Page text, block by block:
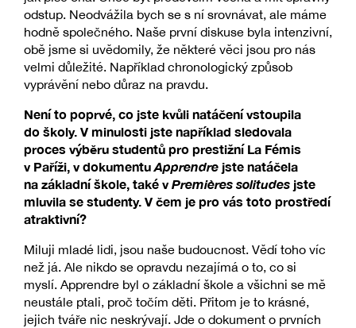
odstup. Neodvážila bych se s ní srovnávat, ale máme
hodně společného. Naše první diskuse byla intenzivní,
obě jsme si uvědomily, že některé věci jsou pro nás
velmi důležité. Například chronologický způsob
vyprávění nebo důraz na pravdu.
Není to poprvé, co jste kvůli natáčení vstoupila
do školy. V minulosti jste například sledovala
proces výběru studentů pro prestižní La Fémis
v Paříži, v dokumentuApprendre jste natáčela
na základní škole, také v Premières solitudes jste
mluvila se studenty. V čem je pro vás toto prostředí
atraktivní?
Miluji mladé lidi, jsou naše budoucnost. Vědí toho víc
než já. Ale nikdo se opravdu nezajímá o to, co si
myslí. Apprendre byl o základní škole a všichni se mě
neustále ptali, proč točím děti. Přitom je to krásné,
jejich tváře nic neskrývají. Jde o dokument o prvních